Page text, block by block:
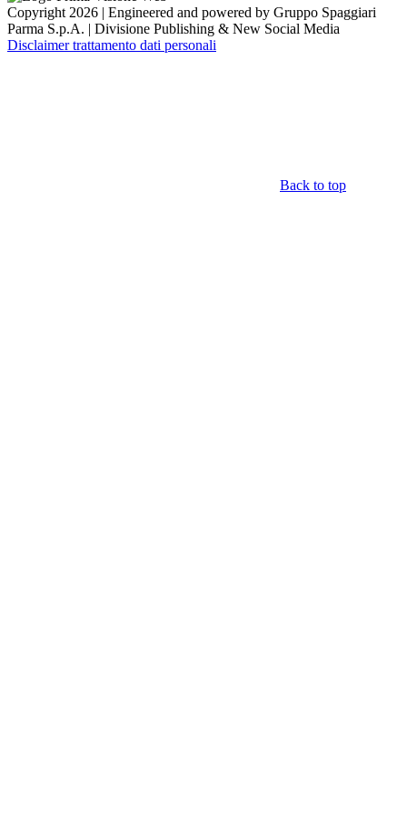
Copyright 2026 | Engineered and powered by Gruppo Spaggiari
Parma S.p.A. | Divisione Publishing & New Social Media
Disclaimer trattamento dati personali
Back to top